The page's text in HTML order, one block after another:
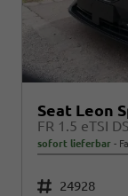
Seat Leon
sofort lieferbar
Fahrzeugnr. 24928